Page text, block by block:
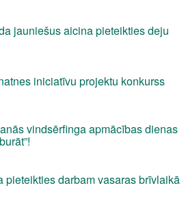
jauniešus aicina pieteikties deju
iniciatīvu projektu konkurss
vindsērfinga apmācības dienas
pieteikties darbam vasaras brīvlaikā